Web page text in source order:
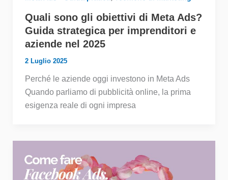
Quali sono gli obiettivi di Meta Ads?
Guida strategica per imprenditori e
aziende nel 2025
2 Luglio 2025
Perché le aziende oggi investono in Meta Ads
Quando parliamo di pubblicità online, la prima
esigenza reale di ogni impresa